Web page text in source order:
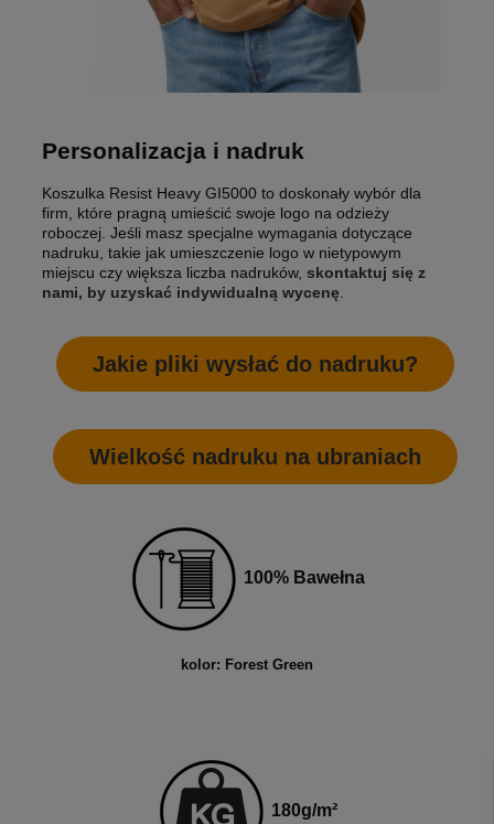
Personalizacja i nadruk
Koszulka Resist Heavy GI5000 to doskonały wybór dla
firm, które pragną umieścić swoje logo na odzieży
roboczej. Jeśli masz specjalne wymagania dotyczące
nadruku, takie jak umieszczenie logo w nietypowym
miejscu czy większa liczba nadruków, skontaktuj się z
nami, by uzyskać indywidualną wycenę
Jakie pliki wysłać do nadruku?
Wielkość nadruku na ubraniach
100% Bawełna
kolor: Forest Green
180g/m²